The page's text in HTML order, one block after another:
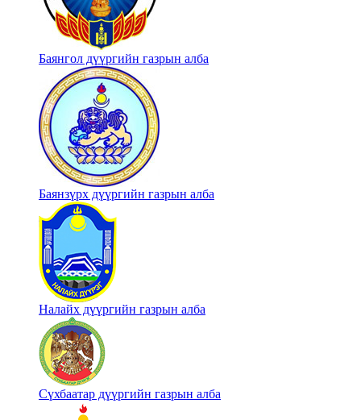
Баянгол дүүргийн газрын алба
Баянзүрх дүүргийн газрын алба
Налайх дүүргийн газрын алба
Сүхбаатар дүүргийн газрын алба